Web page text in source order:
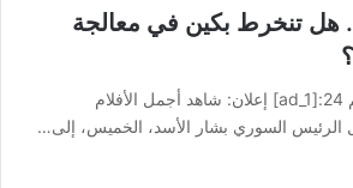
هل تنخرط بكين في معالجة
من صحيفة اشراق العالم 24:[ad_1] إعلان: شاهد أجمل الأفلام